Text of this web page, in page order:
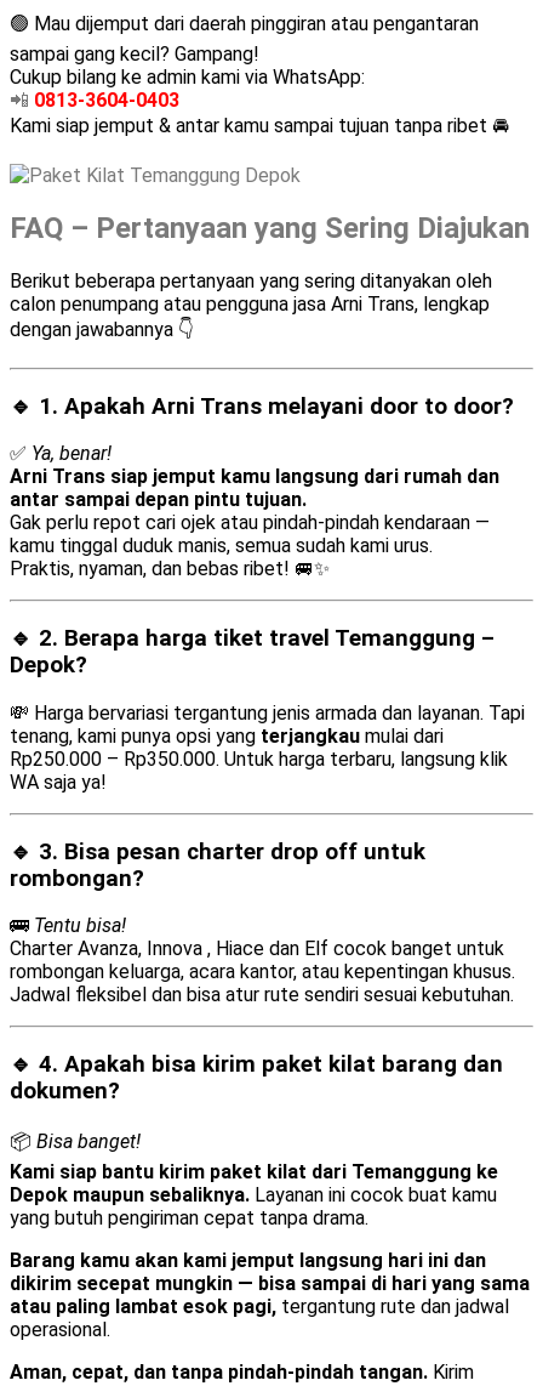
🟢 Mau dijemput dari daerah pinggiran atau pengantaran
sampai gang kecil? Gampang!
Cukup bilang ke admin kami via WhatsApp:
📲 0813-3604-0403
Kami siap jemput & antar kamu sampai tujuan tanpa ribet 🚘
FAQ – Pertanyaan yang Sering Diajukan
Berikut beberapa pertanyaan yang sering ditanyakan oleh
calon penumpang atau pengguna jasa Arni Trans, lengkap
dengan jawabannya 👇
🔹 1. Apakah Arni Trans melayani door to door?
✅ Ya, benar!
Arni Trans siap jemput kamu langsung dari rumah dan
antar sampai depan pintu tujuan.
Gak perlu repot cari ojek atau pindah-pindah kendaraan —
kamu tinggal duduk manis, semua sudah kami urus.
Praktis, nyaman, dan bebas ribet! 🚐✨
🔹 2. Berapa harga tiket travel Temanggung –
Depok?
💸 Harga bervariasi tergantung jenis armada dan layanan. Tapi
tenang, kami punya opsi yang terjangkau mulai dari
Rp250.000 – Rp350.000. Untuk harga terbaru, langsung klik
WA saja ya!
🔹 3. Bisa pesan charter drop off untuk
rombongan?
🚌 Tentu bisa!
Charter Avanza, Innova , Hiace dan Elf cocok banget untuk
rombongan keluarga, acara kantor, atau kepentingan khusus.
Jadwal fleksibel dan bisa atur rute sendiri sesuai kebutuhan.
🔹 4. Apakah bisa kirim paket kilat barang dan
dokumen?
📦 Bisa banget!
Kami siap bantu kirim paket kilat dari Temanggung ke
Depok maupun sebaliknya. Layanan ini cocok buat kamu
yang butuh pengiriman cepat tanpa drama.
Barang kamu akan kami jemput langsung hari ini dan
dikirim secepat mungkin — bisa sampai di hari yang sama
atau paling lambat esok pagi, tergantung rute dan jadwal
operasional.
Aman, cepat, dan tanpa pindah-pindah tangan. Kirim